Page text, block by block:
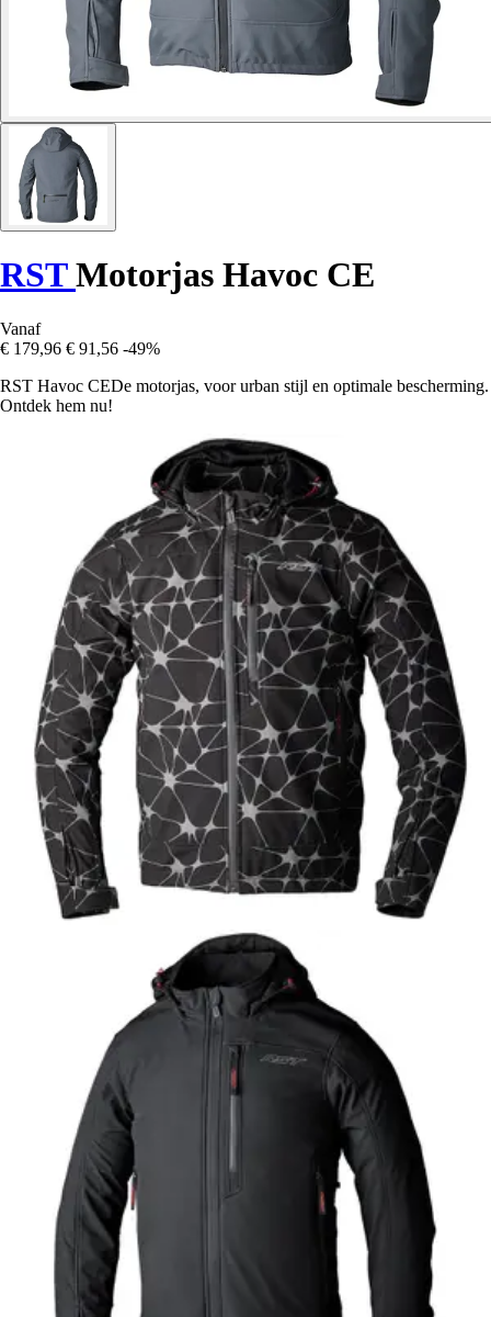
RSTMotorjas Havoc CE
Vanaf
€ 179,96 € 91,56 -49%
RST Havoc CEDe motorjas, voor urban stijl en optimale bescherming.
Ontdek hem nu!